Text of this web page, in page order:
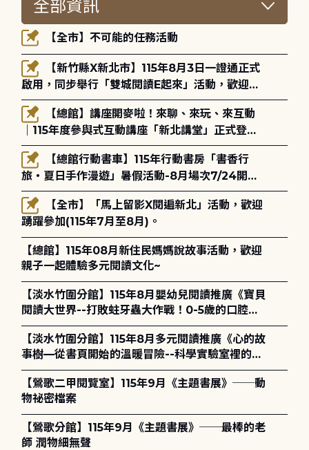
【全市】不可能的任務活動
啟用，同步舉行「雙城閱讀E起來」活動，歡迎踴
躍參加(115年8月3日至10月4日)。
｜115年度參與式互動講座「新北講堂」正式登
場！
旅・夏日手作漫遊」暑假活動-8月場次7/24開始
報名
踴躍參加(115年7月至8月)。
【總館】115年08月新住民媽媽說故事活動，歡迎
親子一起體驗多元閱讀文化~
【淡水竹圍分館】115年8月嬰幼兒閱讀推廣《寶貝
閱讀大世界--打敗蛀牙蟲大作戰！0-5歲的口腔照
護全攻略》
【淡水竹圍分館】115年8月多元閱讀推廣《心的故
事樹—從書頁開始的溫暖冒險--科學實驗室裡的放
電章魚》
【鶯歌二甲閱覽室】115年9月《主題書展》──動
物祕密檔案
【鶯歌分館】115年9月《主題書展》──最棒的老
師 潤物細無聲